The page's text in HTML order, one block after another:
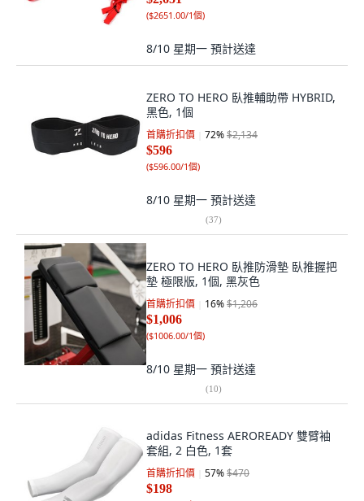
($2651.00/1個)
8/10 星期一 預計送達
ZERO TO HERO 臥推輔助帶 HYBRID,
黑色, 1個
首購折扣價 72%$2,134
$596
($596.00/1個)
8/10 星期一 預計送達
(37)
ZERO TO HERO 臥推防滑墊 臥推握把
墊 極限版, 1個, 黑灰色
首購折扣價 16%$1,206
$1,006
($1006.00/1個)
8/10 星期一 預計送達
(10)
adidas Fitness AEROREADY 雙臂袖
套組, 2 白色, 1套
首購折扣價 57%$470
$198